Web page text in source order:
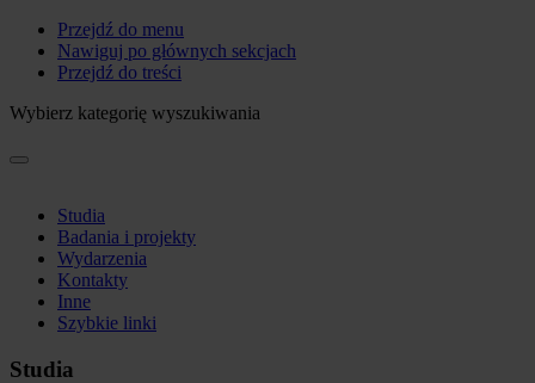
Przejdź do menu
Nawiguj po głównych sekcjach
Przejdź do treści
Wybierz kategorię wyszukiwania
Studia
Badania i projekty
Wydarzenia
Kontakty
Inne
Szybkie linki
Studia